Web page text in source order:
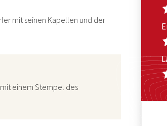
mit seinen Kapellen und der
einem Stempel des